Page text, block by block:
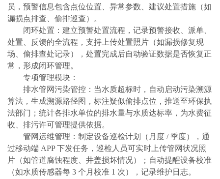
员，预警信息包含点位位置、异常参数、建议处置措施（如
漏损点排查、偷排巡查）。
闭环处置：建立预警处置流程，记录预警接收、派单、
处置、反馈的全流程，支持上传处置照片（如漏损修复现
场、偷排查处记录），处置完成后自动验证数据是否恢复正
常，形成闭环管理。
专项管理模块：
排水管网污染管控：当水质超标时，自动启动污染溯源
算法，生成溯源路径图，标注疑似偷排点位，推送至环保执
法部门；统计各排水单位的排水量与水质达标率，为水费征
收、排污许可管理提供依据。
管网运维管理：制定设备巡检计划（月度 / 季度），通
过移动端 APP 下发任务，巡检人员可实时上传管网状况照
片（如管道腐蚀程度、井盖损坏情况）；自动提醒设备校准
（如水质传感器每 3 个月校准 1 次），记录维护日志。